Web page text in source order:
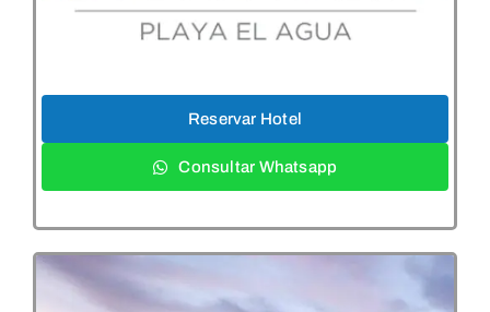
Reservar Hotel
Consultar Whatsapp